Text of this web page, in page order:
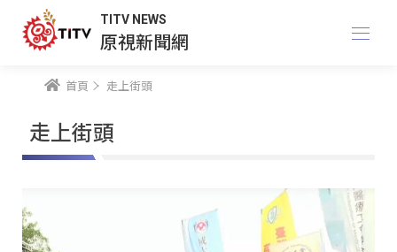
TITV NEWS
原視新聞網
首頁 走上街頭
走上街頭